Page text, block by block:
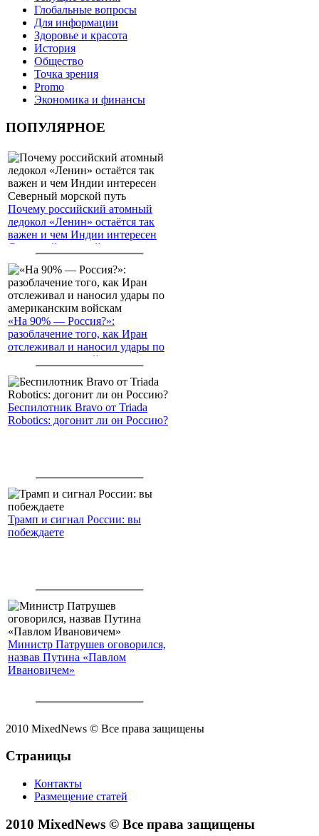
Глобальные вопросы
Для информации
Здоровье и красота
История
Общество
Точка зрения
Promo
Экономика и финансы
ПОПУЛЯРНОЕ
Почему российский атомный
ледокол «Ленин» остаётся так
важен и чем Индии интересен
Северный морской путь
«На 90% — Россия?»:
разоблачение того, как Иран
отслеживал и наносил удары по
американским войскам
Беспилотник Bravo от Triada
Robotics: догонит ли он Россию?
Трамп и сигнал России: вы
побеждаете
Министр Патрушев оговорился,
назвав Путина «Павлом
Ивановичем»
2010 MixedNews © Все права защищены
Страницы
Контакты
Размещение статей
2010 MixedNews © Все права защищены